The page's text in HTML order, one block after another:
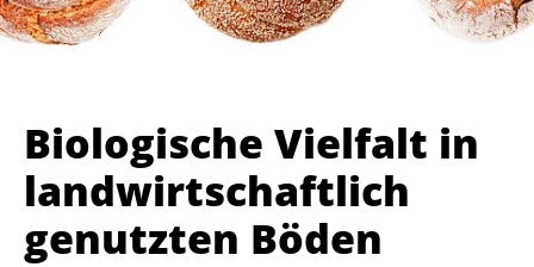
Biologische Vielfalt in
landwirtschaftlich
genutzten Böden